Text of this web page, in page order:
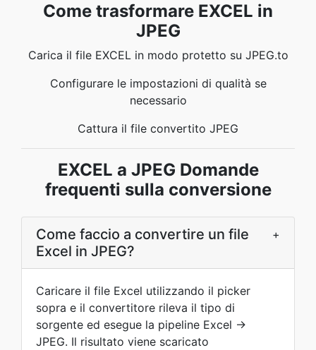
Come trasformare EXCEL in
JPEG
Carica il file EXCEL in modo protetto su JPEG.to
Configurare le impostazioni di qualità se
necessario
Cattura il file convertito JPEG
EXCEL a JPEG Domande
frequenti sulla conversione
Come faccio a convertire un file
Excel in JPEG?
+
Caricare il file Excel utilizzando il picker
sopra e il convertitore rileva il tipo di
sorgente ed esegue la pipeline Excel →
JPEG. Il risultato viene scaricato